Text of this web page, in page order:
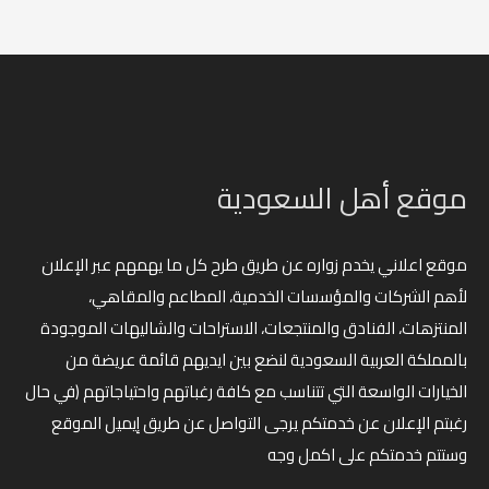
موقع أهل السعودية
موقع اعلاني يخدم زواره عن طريق طرح كل ما يهمهم عبر الإعلان
لأهم الشركات والمؤسسات الخدمية، المطاعم والمقاهي،
المنتزهات، الفنادق والمنتجعات، الاستراحات والشاليهات الموجودة
بالمملكة العربية السعودية لنضع بين ايديهم قائمة عريضة من
الخيارات الواسعة التي تتناسب مع كافة رغباتهم واحتياجاتهم (في حال
رغبتم الإعلان عن خدمتكم يرجى التواصل عن طريق إيميل الموقع
وستتم خدمتكم على اكمل وجه